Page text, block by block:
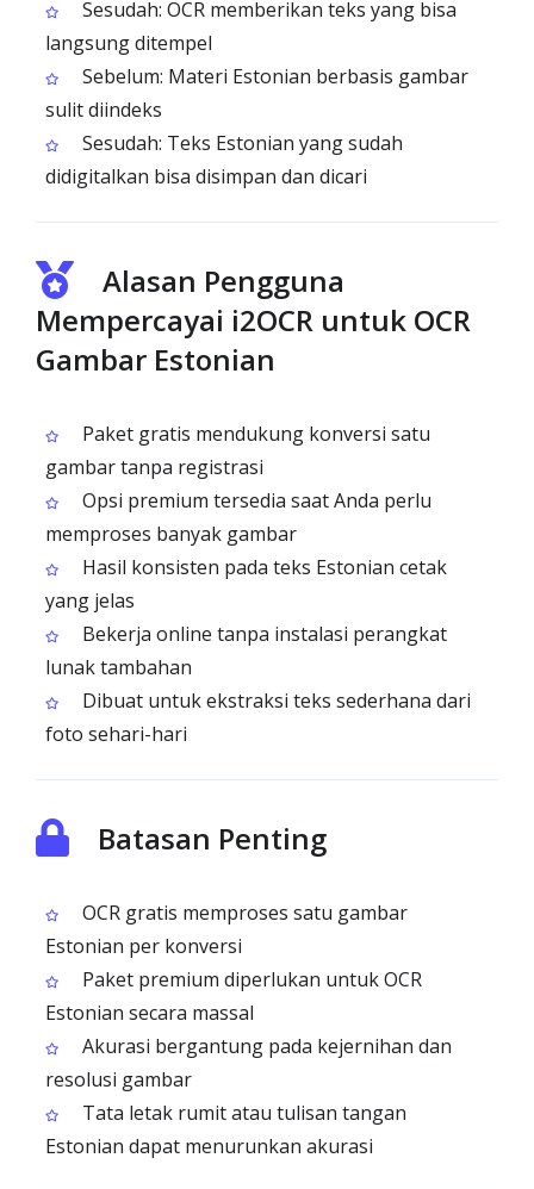
Sesudah: OCR memberikan teks yang bisa
langsung ditempel
Sebelum: Materi Estonian berbasis gambar
sulit diindeks
Sesudah: Teks Estonian yang sudah
didigitalkan bisa disimpan dan dicari
Alasan Pengguna
Mempercayai i2OCR untuk OCR
Gambar Estonian
Paket gratis mendukung konversi satu
gambar tanpa registrasi
Opsi premium tersedia saat Anda perlu
memproses banyak gambar
Hasil konsisten pada teks Estonian cetak
yang jelas
Bekerja online tanpa instalasi perangkat
lunak tambahan
Dibuat untuk ekstraksi teks sederhana dari
foto sehari-hari
Batasan Penting
OCR gratis memproses satu gambar
Estonian per konversi
Paket premium diperlukan untuk OCR
Estonian secara massal
Akurasi bergantung pada kejernihan dan
resolusi gambar
Tata letak rumit atau tulisan tangan
Estonian dapat menurunkan akurasi